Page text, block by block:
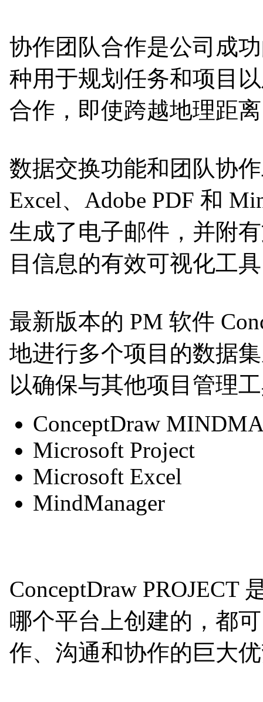
协作团队合作是公司成
种用于规划任务和项目
合作，即使跨越地理距
数据交换功能和团队协作
Excel、Adobe PDF 和
生成了电子邮件，并附
目信息的有效可视化工
最新版本的 PM 软件
地进行多个项目的数据
以确保与其他项目管理
ConceptDraw
Microsoft Project
Microsoft Excel
MindManager
ConceptDraw
哪个平台上创建的，都
作、沟通和协作的巨大